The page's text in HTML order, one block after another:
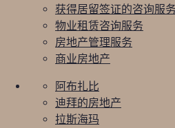
获得居留签证的咨询服务
物业租赁咨询服务
房地产管理服务
商业房地产
阿布扎比
迪拜的房地产
拉斯海玛